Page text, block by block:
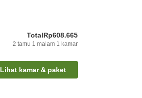
TotalRp608.665
2 tamu 1 malam 1 kamar
Lihat kamar & paket